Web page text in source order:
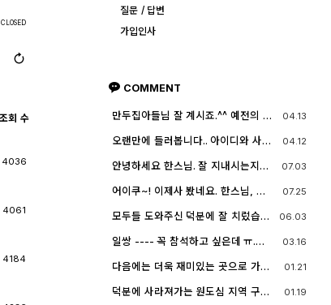
조회 수
4036
4061
4184
질문 / 답변
가입인사
COMMENT
만두집아들님 잘 계시죠.^^ 예전의 그
기억이 납니다. ^^;; djslr 홈페이지 활
동 및 사진 활동이 예전 같지는 않지
만, 동호회 활동의 추억을 남길 겸 가
능한 계속 홈페이지를 유지할 예정입
요.^^
04.13
오랜만에 들러봅니다.. 아이디와 사진
네요^^.. 다들 잘 지내시죠? 제가 이곳
에서 활동할때 까마득했던 회원님들
이었는데 이제 제가 그 나이가 되버렸
습니다^^..
04.12
안녕하세요 한스님. 잘 지내시는지
시간이었습니다
07.03
어이쿠~! 이제사 봤네요. 한스님, 안
07.25
모두들 도와주신 덕분에 잘 치렀습니
06.03
일쌍 ---- 꼭 참석하고 싶은데 ㅠ.
다. (다음에 개인적으로 들리겠습니
다)
03.16
다음에는 더욱 재미있는 곳으로 가보
네요.
01.21
덕분에 사라져가는 원도심 지역 구경
01.19